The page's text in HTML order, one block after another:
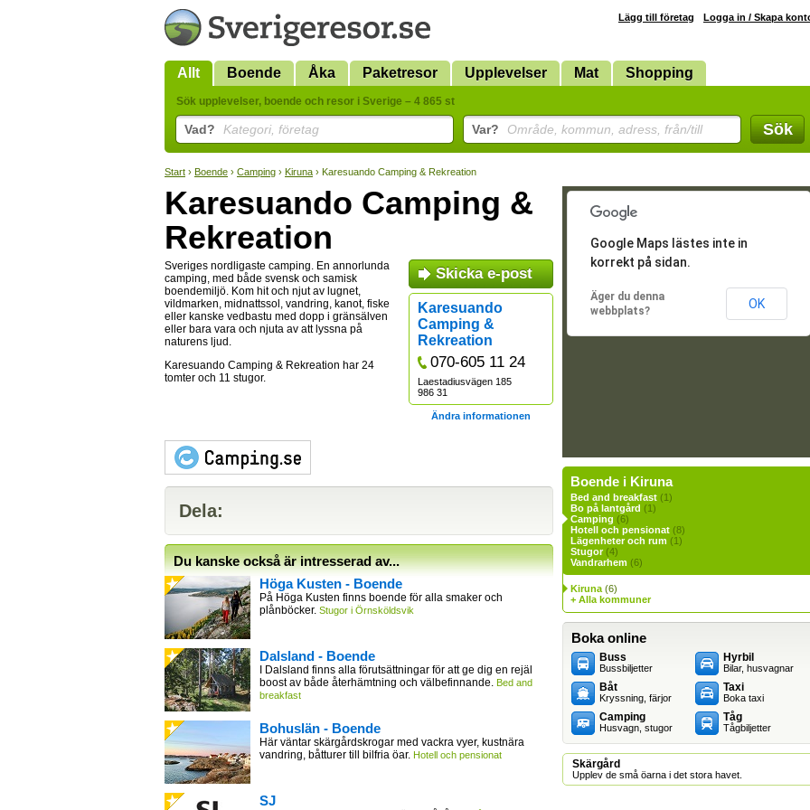
Lägg till företag Logga in / Skapa
Allt Boende Åka Paketresor Upplevelser Mat Shopping
Sök upplevelser, boende och resor i Sverige – 4 865 st
Vad? Kategori, företag Var? Område, kommun, adress, från/till Sök
Start › Boende › Camping › Kiruna › Karesuando Camping & Rekreation
Karesuando Camping &
Rekreation
Skicka e-post
Karesuando
Camping &
Rekreation
070-605 11 24
Laestadiusvägen 185
986 31
Ändra informationen
Sveriges nordligaste camping. En annorlunda
camping, med både svensk och samisk
boendemiljö. Kom hit och njut av lugnet,
vildmarken, midnattssol, vandring, kanot, fiske
eller kanske vedbastu med dopp i gränsälven
eller bara vara och njuta av att lyssna på
naturens ljud.
Karesuando Camping & Rekreation har 24
tomter och 11 stugor.
Dela:
Du kanske också är intresserad av...
Höga Kusten - Boende
På Höga Kusten finns boende för alla smaker och
plånböcker. Stugor i Örnsköldsvik
Dalsland - Boende
I Dalsland finns alla förutsättningar för att ge dig en rejäl
boost av både återhämtning och välbefinnande. Bed and
breakfast
Bohuslän - Boende
Här väntar skärgårdskrogar med vackra vyer, kustnära
vandring, båtturer till bilfria öar. Hotell och pensionat
SJ
Google Maps lästes inte in
korrekt på sidan.
Äger du denna
webbplats?
OK
Boende i Kiruna
Bed and breakfast (1)
Bo på lantgård (1)
Camping (6)
Hotell och pensionat (8)
Lägenheter och rum (1)
Stugor(4)
Vandrarhem (6)
Kiruna (6)
+ Alla kommuner
Boka online
Buss
Bussbiljetter
Båt
Kryssning, färjor
Camping
Husvagn, stugor
Hyrbil
Bilar, husvagnar
Taxi
Boka taxi
Tåg
Tågbiljetter
Skärgård
Upplev de små öarna i det stora havet.